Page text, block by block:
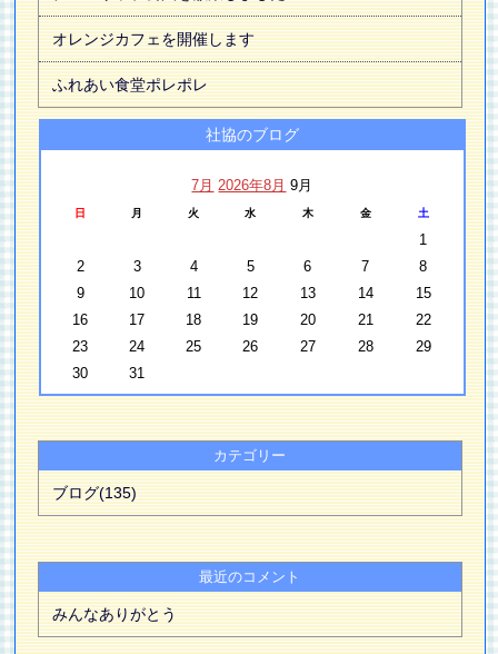
オレンジカフェを開催します
ふれあい食堂ポレポレ
社協のブログ
7月 2026年8月 9月
日 月 火 水 木 金 土
1
2
3 4 5 6 7
8
9
10 11 12 13 14
15
16
17 18 19 20 21
22
23
24 25 26 27 28
29
30
31
カテゴリー
ブログ(135)
最近のコメント
みんなありがとう